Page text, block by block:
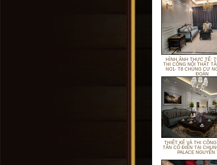
HÌNH ẢNH THỰC TẾ:
THI CÔNG NỘI THẤT
NO1- T8 CHUNG CƯ
ĐOÀN
THIẾT KẾ VÀ THI
TÂN CỔ ĐIỂN TẠI
PALACE NGUYỄN